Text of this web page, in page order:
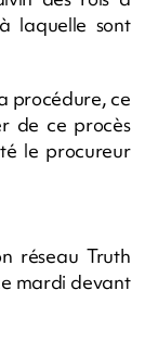
laquelle sont
procédure, ce
de ce procès
le procureur
réseau Truth
mardi devant